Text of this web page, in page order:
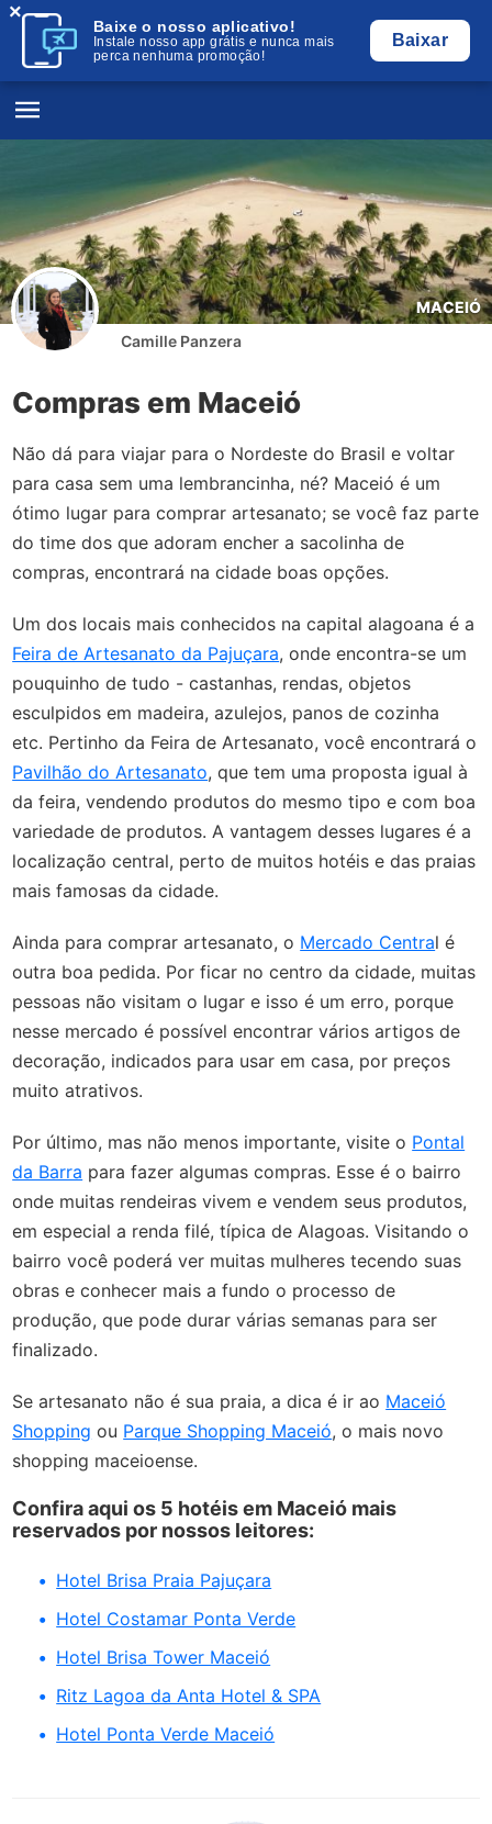
Baixe o nosso aplicativo!
Instale nosso app grátis e nunca mais
perca nenhuma promoção!
Baixar
×
MACEIÓ
Camille Panzera
Compras em Maceió
Não dá para viajar para o Nordeste do Brasil e voltar
para casa sem uma lembrancinha, né? Maceió é um
ótimo lugar para comprar artesanato; se você faz parte
do time dos que adoram encher a sacolinha de
compras, encontrará na cidade boas opções.
Um dos locais mais conhecidos na capital alagoana é a
Feira de Artesanato da Pajuçara, onde encontra-se um
pouquinho de tudo - castanhas, rendas, objetos
esculpidos em madeira, azulejos, panos de cozinha
etc. Pertinho da Feira de Artesanato, você encontrará o
Pavilhão do Artesanato, que tem uma proposta igual à
da feira, vendendo produtos do mesmo tipo e com boa
variedade de produtos.A vantagem desses lugares é a
localização central, perto de muitos hotéis e das praias
mais famosas da cidade.
Ainda para comprar artesanato, o Mercado Central é
outra boa pedida. Por ficar no centro da cidade, muitas
pessoas não visitam o lugar e isso é um erro, porque
nesse mercado é possível encontrar vários artigos de
decoração, indicados para usar em casa, por preços
muito atrativos.
Por último, mas não menos importante, visite o Pontal
da Barra para fazer algumas compras. Esse é o bairro
onde muitas rendeiras vivem e vendem seus produtos,
em especial a renda filé, típica de Alagoas. Visitando o
bairro você poderá ver muitas mulheres tecendo suas
obras e conhecer mais a fundo o processo de
produção, que pode durar várias semanas para ser
finalizado.
Se artesanato não é sua praia,a dica é ir ao Maceió
Shopping ou Parque Shopping Maceió, o mais novo
shopping maceioense.
Confira aqui os 5 hotéis em Maceió mais
reservados por nossos leitores:
Hotel Brisa Praia Pajuçara
Hotel Costamar Ponta Verde
Hotel Brisa Tower Maceió
Ritz Lagoa da Anta Hotel & SPA
Hotel Ponta Verde Maceió